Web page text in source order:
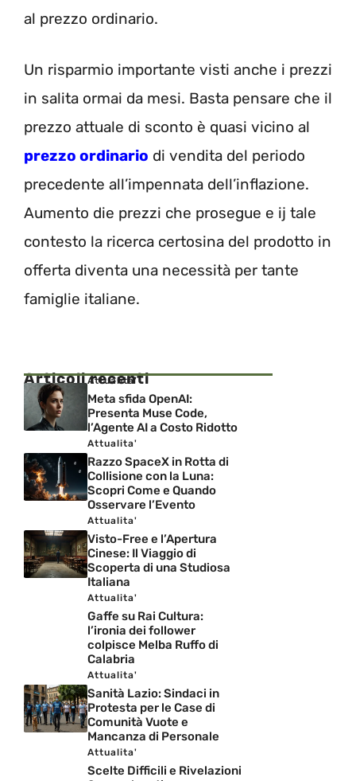
al prezzo ordinario.
Un risparmio importante visti anche i prezzi
in salita ormai da mesi. Basta pensare che il
prezzo attuale di sconto è quasi vicino al
prezzo ordinario di vendita del periodo
precedente all’impennata dell’inflazione.
Aumento die prezzi che prosegue e ij tale
contesto la ricerca certosina del prodotto in
offerta diventa una necessità per tante
famiglie italiane.
Articoli recenti
Attualita'
Meta sfida OpenAI:
Presenta Muse Code,
l’Agente AI a Costo Ridotto
Attualita'
Razzo SpaceX in Rotta di
Collisione con la Luna:
Scopri Come e Quando
Osservare l’Evento
Attualita'
Visto-Free e l’Apertura
Cinese: Il Viaggio di
Scoperta di una Studiosa
Italiana
Attualita'
Gaffe su Rai Cultura:
l’ironia dei follower
colpisce Melba Ruffo di
Calabria
Attualita'
Sanità Lazio: Sindaci in
Protesta per le Case di
Comunità Vuote e
Mancanza di Personale
Attualita'
Scelte Difficili e Rivelazioni